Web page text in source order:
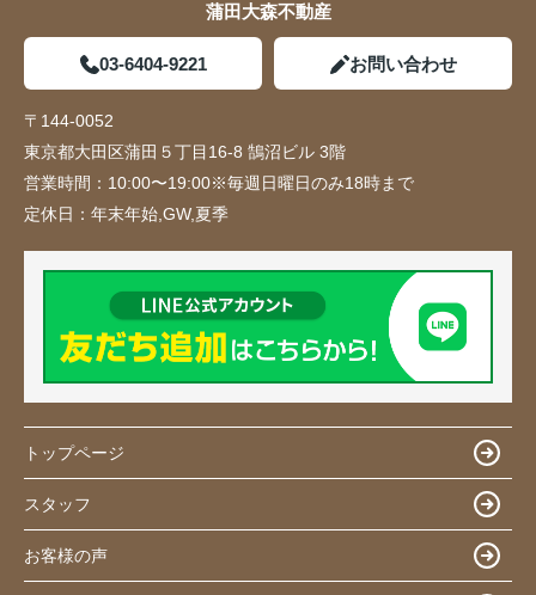
蒲田大森不動産
03-6404-9221 お問い合わせ
〒144-0052
東京都大田区蒲田５丁目16-8 鵠沼ビル 3階
営業時間： 10:00〜19:00※毎週日曜日のみ18時まで
定休日： 年末年始,GW,夏季
トップページ
スタッフ
お客様の声